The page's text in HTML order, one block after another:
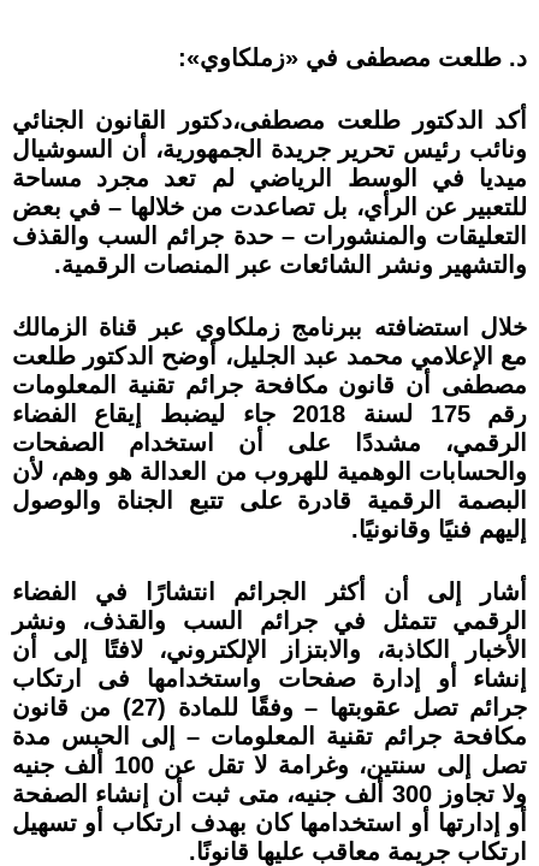
د. طلعت مصطفى في «زملكاوي»:
أكد الدكتور طلعت مصطفى،دكتور القانون الجنائي
ونائب رئيس تحرير جريدة الجمهورية، أن السوشيال
ميديا في الوسط الرياضي لم تعد مجرد مساحة
للتعبير عن الرأي، بل تصاعدت من خلالها – في بعض
التعليقات والمنشورات – حدة جرائم السب والقذف
والتشهير ونشر الشائعات عبر المنصات الرقمية.
خلال استضافته ببرنامج زملكاوي عبر قناة الزمالك
مع الإعلامي محمد عبد الجليل، أوضح الدكتور طلعت
مصطفى أن قانون مكافحة جرائم تقنية المعلومات
رقم 175 لسنة 2018 جاء ليضبط إيقاع الفضاء
الرقمي، مشددًا على أن استخدام الصفحات
والحسابات الوهمية للهروب من العدالة هو وهم، لأن
البصمة الرقمية قادرة على تتبع الجناة والوصول
إليهم فنيًا وقانونيًا.
أشار إلى أن أكثر الجرائم انتشارًا في الفضاء
الرقمي تتمثل في جرائم السب والقذف، ونشر
الأخبار الكاذبة، والابتزاز الإلكتروني، لافتًا إلى أن
إنشاء أو إدارة صفحات واستخدامها فى ارتكاب
جرائم تصل عقوبتها – وفقًا للمادة (27) من قانون
مكافحة جرائم تقنية المعلومات – إلى الحبس مدة
تصل إلى سنتين، وغرامة لا تقل عن 100 ألف جنيه
ولا تجاوز 300 ألف جنيه، متى ثبت أن إنشاء الصفحة
أو إدارتها أو استخدامها كان بهدف ارتكاب أو تسهيل
ارتكاب جريمة معاقب عليها قانونًا.